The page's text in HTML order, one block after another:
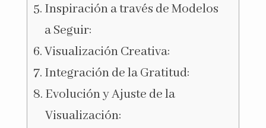
Inspiración a través de Modelos
a Seguir:
Visualización Creativa:
Integración de la Gratitud:
Evolución y Ajuste de la
Visualización: